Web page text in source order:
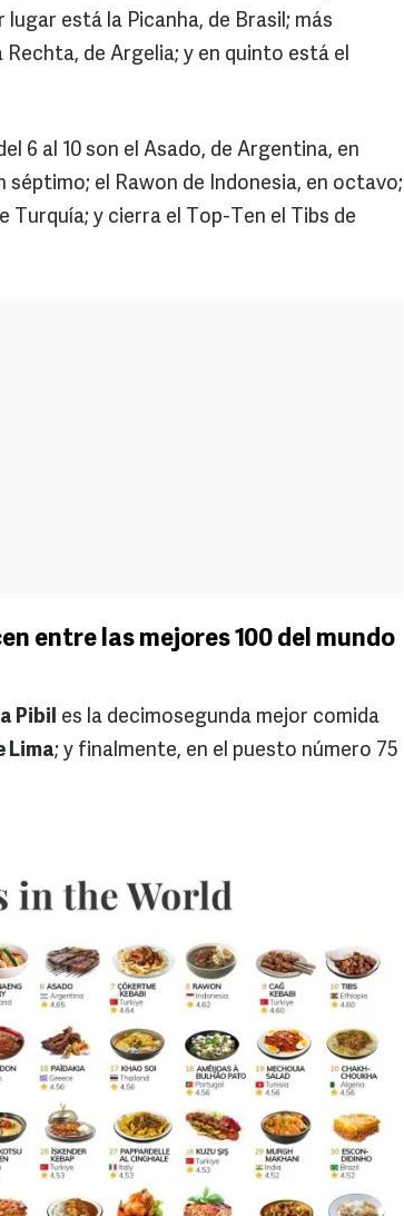
está la Picanha, de Brasil; más
de Argelia; y en quinto está el
6 al 10 son el Asado, de Argentina, en
séptimo; el Rawon de Indonesia, en octavo;
Turquía; y cierra el Top-Ten el Tibs de
entre las mejores 100 del mundo
Pibil es la decimosegunda mejor comida
Lima; y finalmente, en el puesto número 75